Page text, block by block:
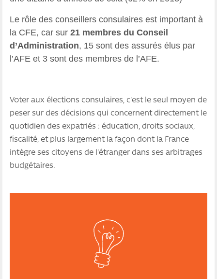
Le rôle des conseillers consulaires est important à
la CFE, car sur 21 membres du Conseil
d’Administration, 15 sont des assurés élus par
l’AFE et 3 sont des membres de l’AFE.
Voter aux élections consulaires, c'est le seul moyen de
peser sur des décisions qui concernent directement le
quotidien des expatriés : éducation, droits sociaux,
fiscalité, et plus largement la façon dont la France
intègre ses citoyens de l'étranger dans ses arbitrages
budgétaires.